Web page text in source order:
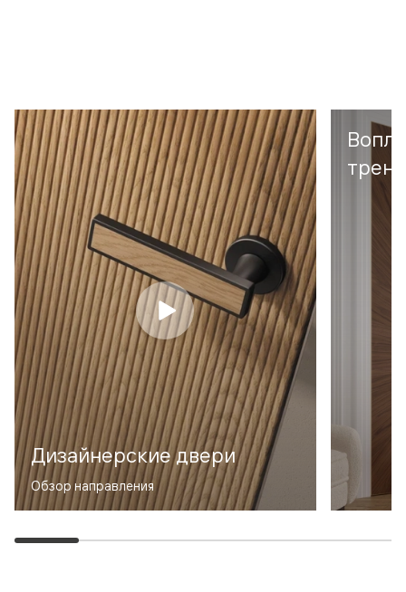
Дизайнерские двери
Обзор направления